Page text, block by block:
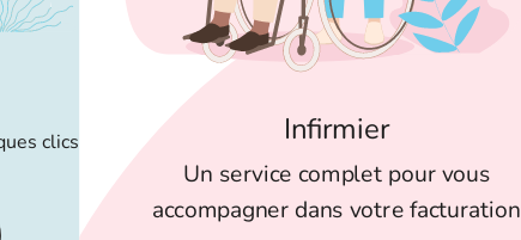
clics
Infirmier
Un service complet pour vous
accompagner dans votre facturation